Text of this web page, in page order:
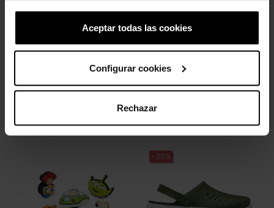
Aceptar todas las cookies
Configurar cookies
Rechazar
4,99 €
-20%